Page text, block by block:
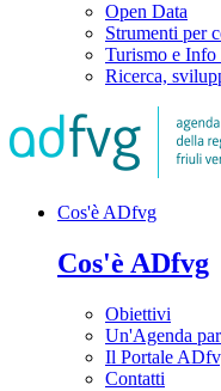
Open Data
Strumenti per
Turismo e
Ricerca,
Cos'è ADfvg
Cos'è ADfvg
Obiettivi
Un'Agenda
Il Portale
Contatti